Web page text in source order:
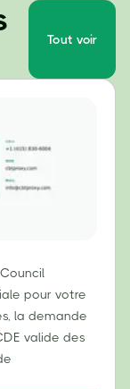
Tout voir
pour votre
la demande
valide des